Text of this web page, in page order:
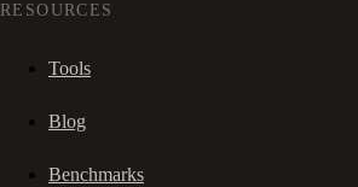
RESOURCES
Tools
Blog
Benchmarks